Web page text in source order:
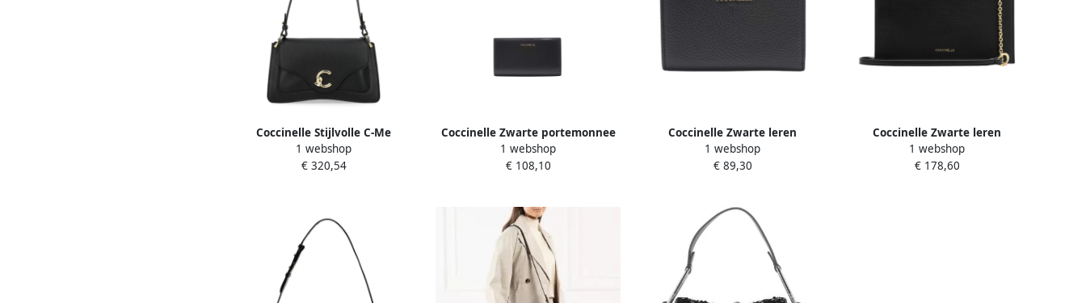
Coccinelle Stijlvolle C-Me
Crossbody Tas Black Dames
1 webshop
€ 320,54
Coccinelle Zwarte portemonnee
met knoopsluiting Black Dames
1 webshop
€ 108,10
Coccinelle Zwarte leren
portemonnee met rits Black
Dames
1 webshop
€ 89,30
Coccinelle Zwarte leren
schoudertas met ketting Black
Dames
1 webshop
€ 178,60